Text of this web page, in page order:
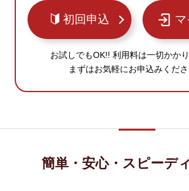
初回申込
お試しでもOK!! 利用料は一切かかり
まずはお気軽にお申込みくださ
簡単・安心・スピーデ